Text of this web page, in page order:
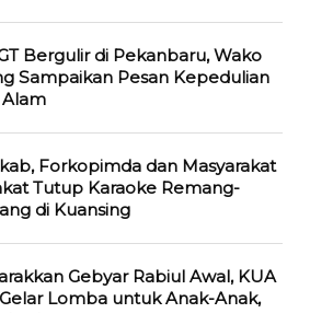
Bergulir di Pekanbaru, Wako
Sampaikan Pesan Kepedulian
Forkopimda dan Masyarakat
Tutup Karaoke Remang-
di Kuansing
Gebyar Rabiul Awal, KUA
Lomba untuk Anak-Anak,